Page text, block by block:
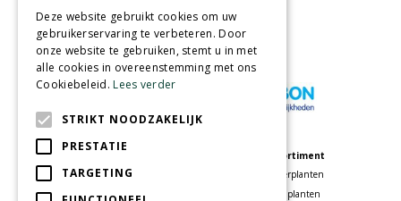
Wij accepteren
Tuincentrum
Speelparadijs
Assortiment
Kamerplanten
Tuinplanten
Deze website gebruikt cookies om uw
gebruikerservaring te verbeteren. Door
onze website te gebruiken, stemt u in met
alle cookies in overeenstemming met ons
Cookiebeleid.Lees verder
STRIKT NOODZAKELIJK
PRESTATIE
TARGETING